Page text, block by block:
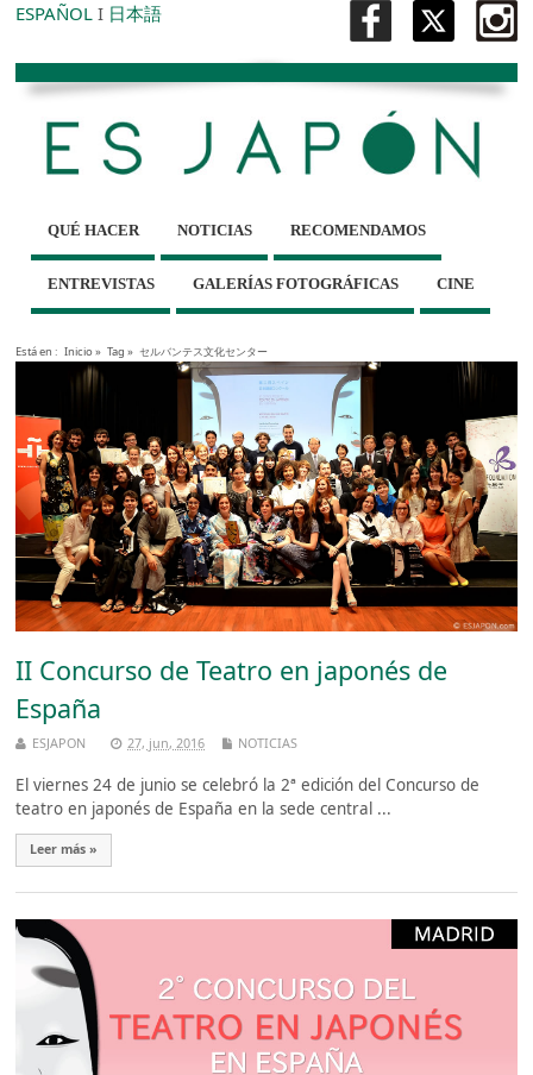
ESPAÑOL I 日本語
QUÉ HACER NOTICIAS RECOMENDAMOS
ENTREVISTAS GALERÍAS FOTOGRÁFICAS CINE
Está en : Inicio» Tag » セルバンテス文化センター
II Concurso de Teatro en japonés de
España
ESJAPON 27, jun, 2016 NOTICIAS
El viernes 24 de junio se celebró la 2ª edición del Concurso de
teatro en japonés de España en la sede central ...
Leer más »